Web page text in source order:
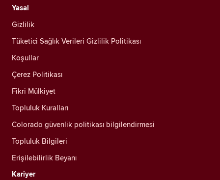
Yasal
Gizlilik
Tüketici Sağlık Verileri Gizlilik Politikası
Koşullar
Çerez Politikası
Fikri Mülkiyet
Topluluk Kuralları
Colorado güvenlik politikası bilgilendirmesi
Topluluk Bilgileri
Erişilebilirlik Beyanı
Kariyer